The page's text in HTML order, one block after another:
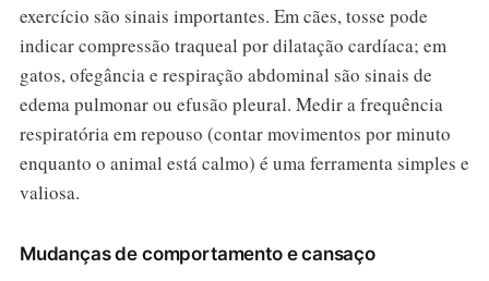
exercício são sinais importantes. Em cães, tosse pode
indicar compressão traqueal por dilatação cardíaca; em
gatos, ofegância e respiração abdominal são sinais de
edema pulmonar ou efusão pleural. Medir a frequência
respiratória em repouso (contar movimentos por minuto
enquanto o animal está calmo) é uma ferramenta simples e
valiosa.
Mudanças de comportamento e cansaço